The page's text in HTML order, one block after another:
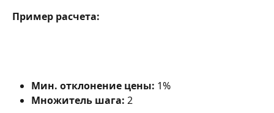
Пример расчета:
Мин. отклонение цены: 1%
Множитель шага: 2